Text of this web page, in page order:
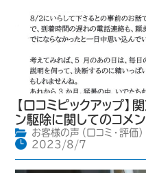
【口コミピックアップ】
ン駆除に関してのコメン
お客様の声（口コミ・評価）
2023/8/7